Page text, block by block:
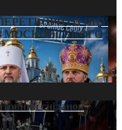
ПЦУ
МОСКОВСЬКОГО
сніданок